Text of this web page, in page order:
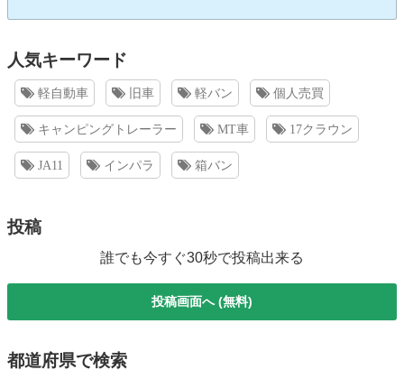
人気キーワード
軽自動車 旧車 軽バン 個人売買
キャンピングトレーラー MT車 17クラウン
JA11 インパラ 箱バン
投稿
誰でも今すぐ30秒で投稿出来る
投稿画面へ (無料)
都道府県で検索